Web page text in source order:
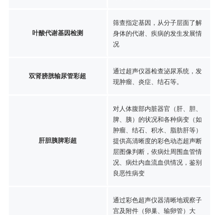
叶酸代谢基因检测
筛查指定基因，从分子层面了解
身体的代谢、疾病的发生发展情
况
双肾膀胱输尿管彩超
通过超声仪器检查泌尿系统，发
现肿瘤、炎症、结石等。
肝胆胰脾彩超
对人体腹部内脏器官（肝、胆、
脾、胰）的状况和各种病变（如
肿瘤、结石、积水、脂肪肝等）
提供高清晰度的彩色动态超声断
层图像判断，依病灶周围血管情
况、病灶内血流血供情况，鉴别
良恶性病变
通过彩色超声仪器清晰地观察子
宫及附件（卵巢、输卵管）大